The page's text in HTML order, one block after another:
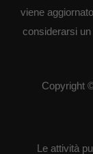
viene
considerarsi
Copyright
Le attività